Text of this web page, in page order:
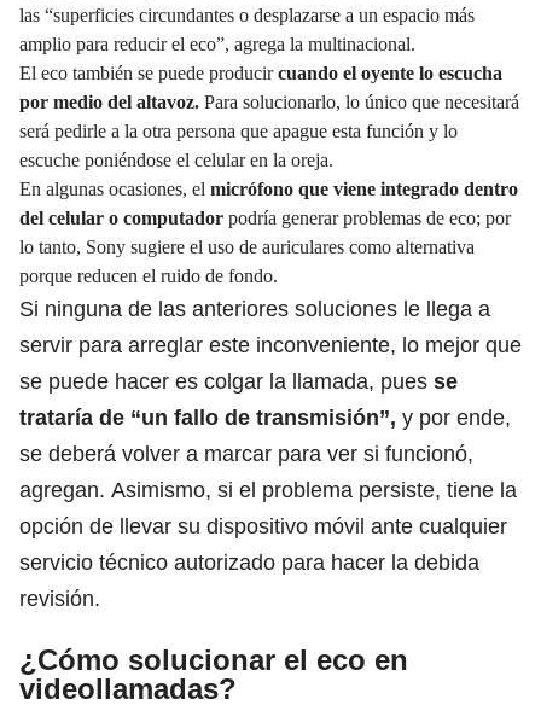
las “superficies circundantes o desplazarse a un espacio más
amplio para reducir el eco”, agrega la multinacional.
El eco también se puede producircuando el oyente lo escucha
por medio del altavoz. Para solucionarlo, lo único que necesitará
será pedirle a la otra persona que apague esta función y lo
escuche poniéndose el celular en la oreja.
En algunas ocasiones, el micrófono que viene integrado dentro
del celular o computador podría generar problemas de eco; por
lo tanto, Sony sugiere el uso de auriculares como alternativa
porque reducen el ruido de fondo.
Si ninguna de las anteriores soluciones le llega a
servir para arreglar este inconveniente, lo mejor que
se puede hacer es colgar la llamada, pues se
trataría de “un fallo de transmisión”, y por ende,
se deberá volver a marcar para ver si funcionó,
agregan. Asimismo, si el problema persiste, tiene la
opción de llevar su dispositivo móvil ante cualquier
servicio técnico autorizado para hacer la debida
revisión.
¿Cómo solucionar el eco en
videollamadas?